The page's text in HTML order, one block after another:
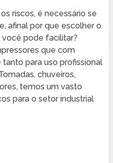
riscos, é necessário se
afinal por que escolher o
pode facilitar?
que com
para uso profissional
chuveiros,
temos um vasto
para o setor industrial